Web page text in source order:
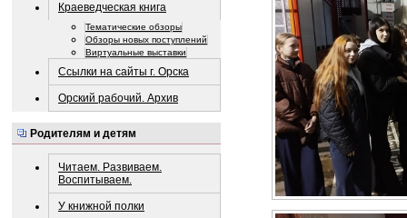
Краеведческая книга
Тематические обзоры
Обзоры новых поступлений
Виртуальные выставки
Ссылки на сайты г. Орска
Орский рабочий. Архив
Родителям и детям
Читаем. Развиваем.
Воспитываем.
У книжной полки